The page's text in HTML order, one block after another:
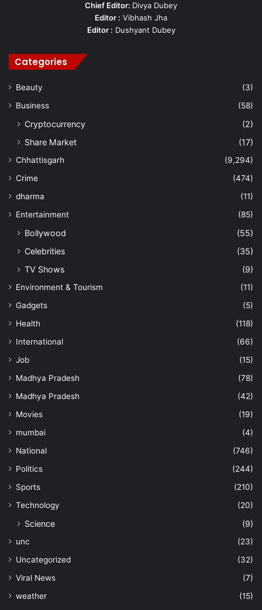
Chief Editor: Divya Dubey
Editor : Vibhash Jha
Editor : Dushyant Dubey
Categories
Beauty
(3)
Business
(58)
Cryptocurrency
(2)
Share Market
(17)
Chhattisgarh
(9,294)
Crime
(474)
dharma
(11)
Entertainment
(85)
Bollywood
(55)
Celebrities
(35)
TV Shows
(9)
Environment & Tourism
(11)
Gadgets
(5)
Health
(118)
International
(66)
Job
(15)
Madhya Pradesh
(78)
Madhya Pradesh
(42)
Movies
(19)
mumbai
(4)
National
(746)
Politics
(244)
Sports
(210)
Technology
(20)
Science (9)
unc
(23)
Uncategorized
(32)
Viral News
(7)
weather
(15)